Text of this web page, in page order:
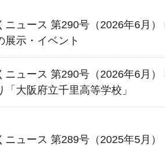
ニュース 第290号（2026年6月
展示・イベント
ニュース 第290号（2026年6月
「大阪府立千里高等学校」
ニュース 第289号（2025年5月）